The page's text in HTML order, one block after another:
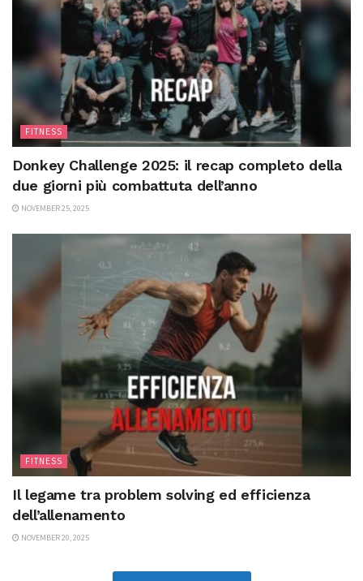
FITNESS
Donkey Challenge 2025: il recap completo della
due giorni più combattuta dell’anno
NOVEMBER 25, 2025
FITNESS
Il legame tra problem solving ed efficienza
dell’allenamento
NOVEMBER 20, 2025